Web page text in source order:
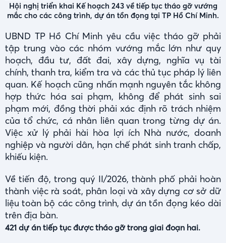
Hội nghị triển khai Kế hoạch 243 về tiếp tục tháo gỡ vướng
mắc cho các công trình, dự án tồn đọng tại TP Hồ Chí Minh.
UBND TP Hồ Chí Minh yêu cầu việc tháo gỡ phải
tập trung vào các nhóm vướng mắc lớn như quy
hoạch, đầu tư, đất đai, xây dựng, nghĩa vụ tài
chính, thanh tra, kiểm tra và các thủ tục pháp lý liên
quan. Kế hoạch cũng nhấn mạnh nguyên tắc không
hợp thức hóa sai phạm, không để phát sinh sai
phạm mới, đồng thời phải xác định rõ trách nhiệm
của tổ chức, cá nhân liên quan trong từng dự án.
Việc xử lý phải hài hòa lợi ích Nhà nước, doanh
nghiệp và người dân, hạn chế phát sinh tranh chấp,
khiếu kiện.
Về tiến độ, trong quý II/2026, thành phố phải hoàn
thành việc rà soát, phân loại và xây dựng cơ sở dữ
liệu toàn bộ các công trình, dự án tồn đọng kéo dài
trên địa bàn.
421 dự án tiếp tục được tháo gỡ trong giai đoạn hai.